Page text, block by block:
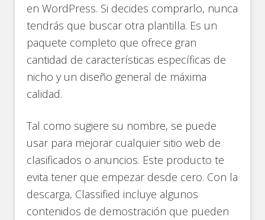
en WordPress. Si decides comprarlo, nunca
tendrás que buscar otra plantilla. Es un
paquete completo que ofrece gran
cantidad de características específicas de
nicho y un diseño general de máxima
calidad.
Tal como sugiere su nombre, se puede
usar para mejorar cualquier sitio web de
clasificados o anuncios. Este producto te
evita tener que empezar desde cero. Con la
descarga, Classified incluye algunos
contenidos de demostración que pueden